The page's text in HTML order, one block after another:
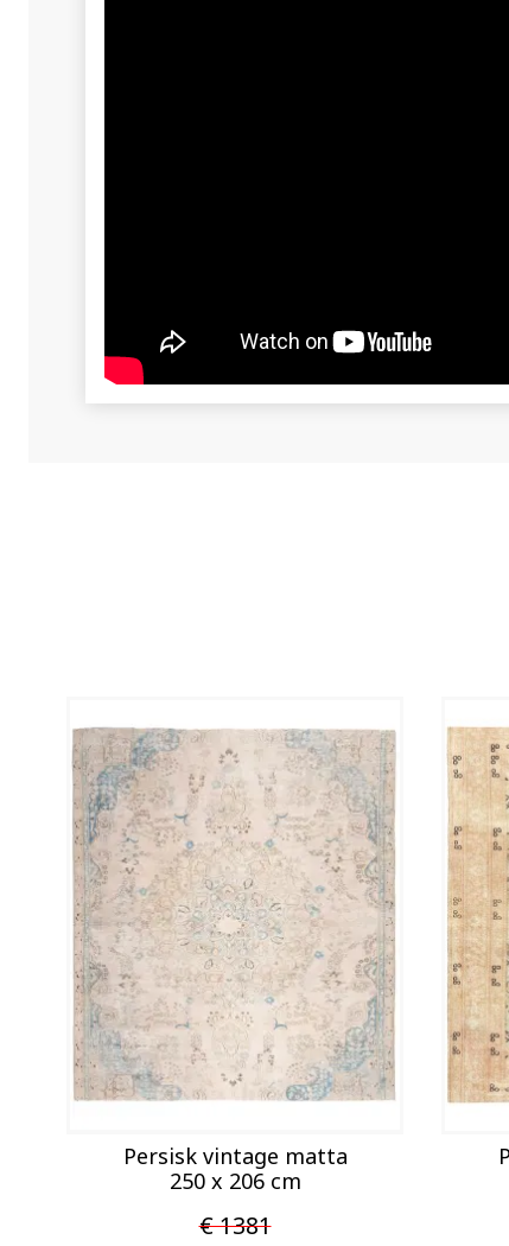
Persisk vintage matta
250 x 206 cm
€ 1381